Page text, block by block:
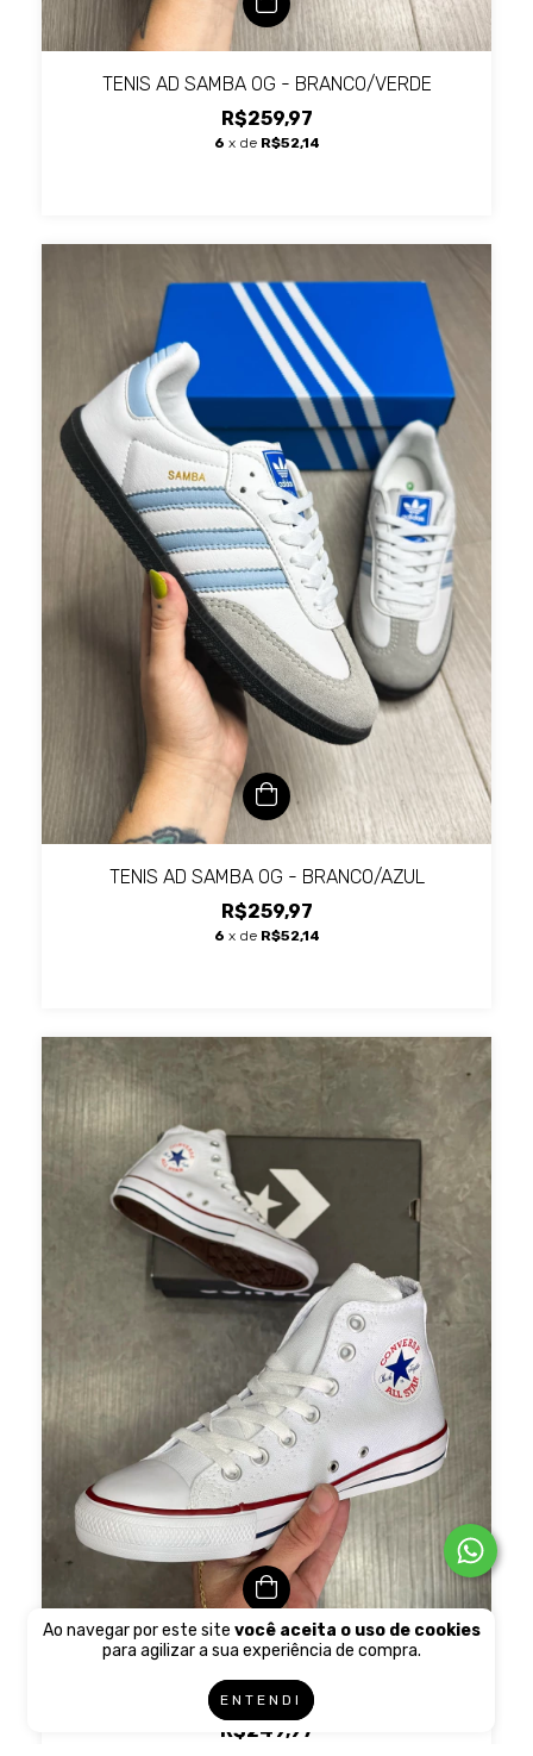
Ao navegar por este site você aceita o uso de cookies
para agilizar a sua experiência de compra.
ENTENDI
TENIS AD SAMBA OG - BRANCO/VERDE
R$259,97
6 x de R$52,14
TENIS AD SAMBA OG - BRANCO/AZUL
R$259,97
6 x de R$52,14
BRANCO
R$249,97